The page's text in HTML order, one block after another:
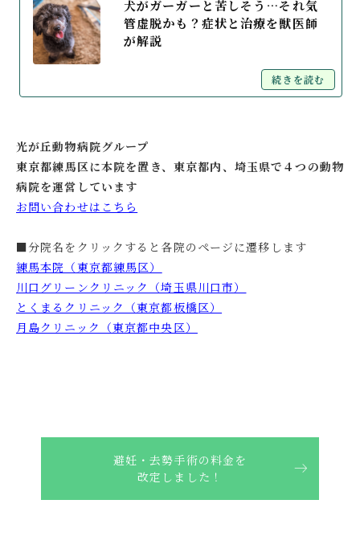
犬がガーガーと苦しそう…それ気
管虚脱かも？症状と治療を獣医師
が解説
続きを読む
光が丘動物病院グループ
東京都練馬区に本院を置き、東京都内、埼玉県で４つの動物
病院を運営しています
お問い合わせはこちら
■分院名をクリックすると各院のページに遷移します
練馬本院（東京都練馬区）
川口グリーンクリニック（埼玉県川口市）
とくまるクリニック（東京都板橋区）
月島クリニック（東京都中央区）
避妊・去勢手術の料金を
改定しました！